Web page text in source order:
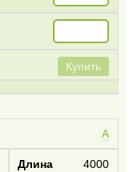
Купить
А
4000